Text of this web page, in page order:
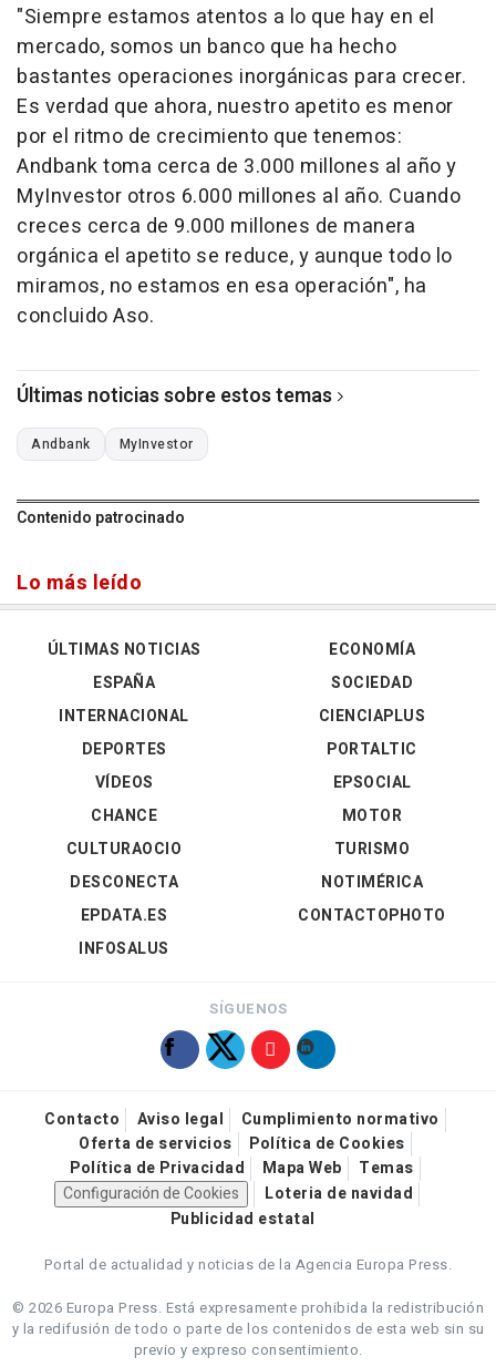
"Siempre estamos atentos a lo que hay en el
mercado, somos un banco que ha hecho
bastantes operaciones inorgánicas para crecer.
Es verdad que ahora, nuestro apetito es menor
por el ritmo de crecimiento que tenemos:
Andbank toma cerca de 3.000 millones al año y
MyInvestor otros 6.000 millones al año. Cuando
creces cerca de 9.000 millones de manera
orgánica el apetito se reduce, y aunque todo lo
miramos, no estamos en esa operación", ha
concluido Aso.
Últimas noticias sobre estos temas
Andbank MyInvestor
Contenido patrocinado
Lo más leído
ÚLTIMAS NOTICIAS
ESPAÑA
INTERNACIONAL
DEPORTES
VÍDEOS
ECONOMÍA
SOCIEDAD
CIENCIAPLUS
PORTALTIC
EPSOCIAL
CHANCE
CULTURAOCIO
DESCONECTA
EPDATA.ES
INFOSALUS
MOTOR
TURISMO
NOTIMÉRICA
CONTACTOPHOTO
SÍGUENOS
Contacto Aviso legal
Cumplimiento normativo
Oferta de servicios
Política de Cookies
Política de Privacidad
Mapa Web
Temas
Configuración de Cookies
Loteria de navidad
Publicidad estatal
Portal de actualidad y noticias de la Agencia Europa Press.
© 2026 Europa Press. Está expresamente prohibida la redistribución
y la redifusión de todo o parte de los contenidos de esta web sin su
previo y expreso consentimiento.